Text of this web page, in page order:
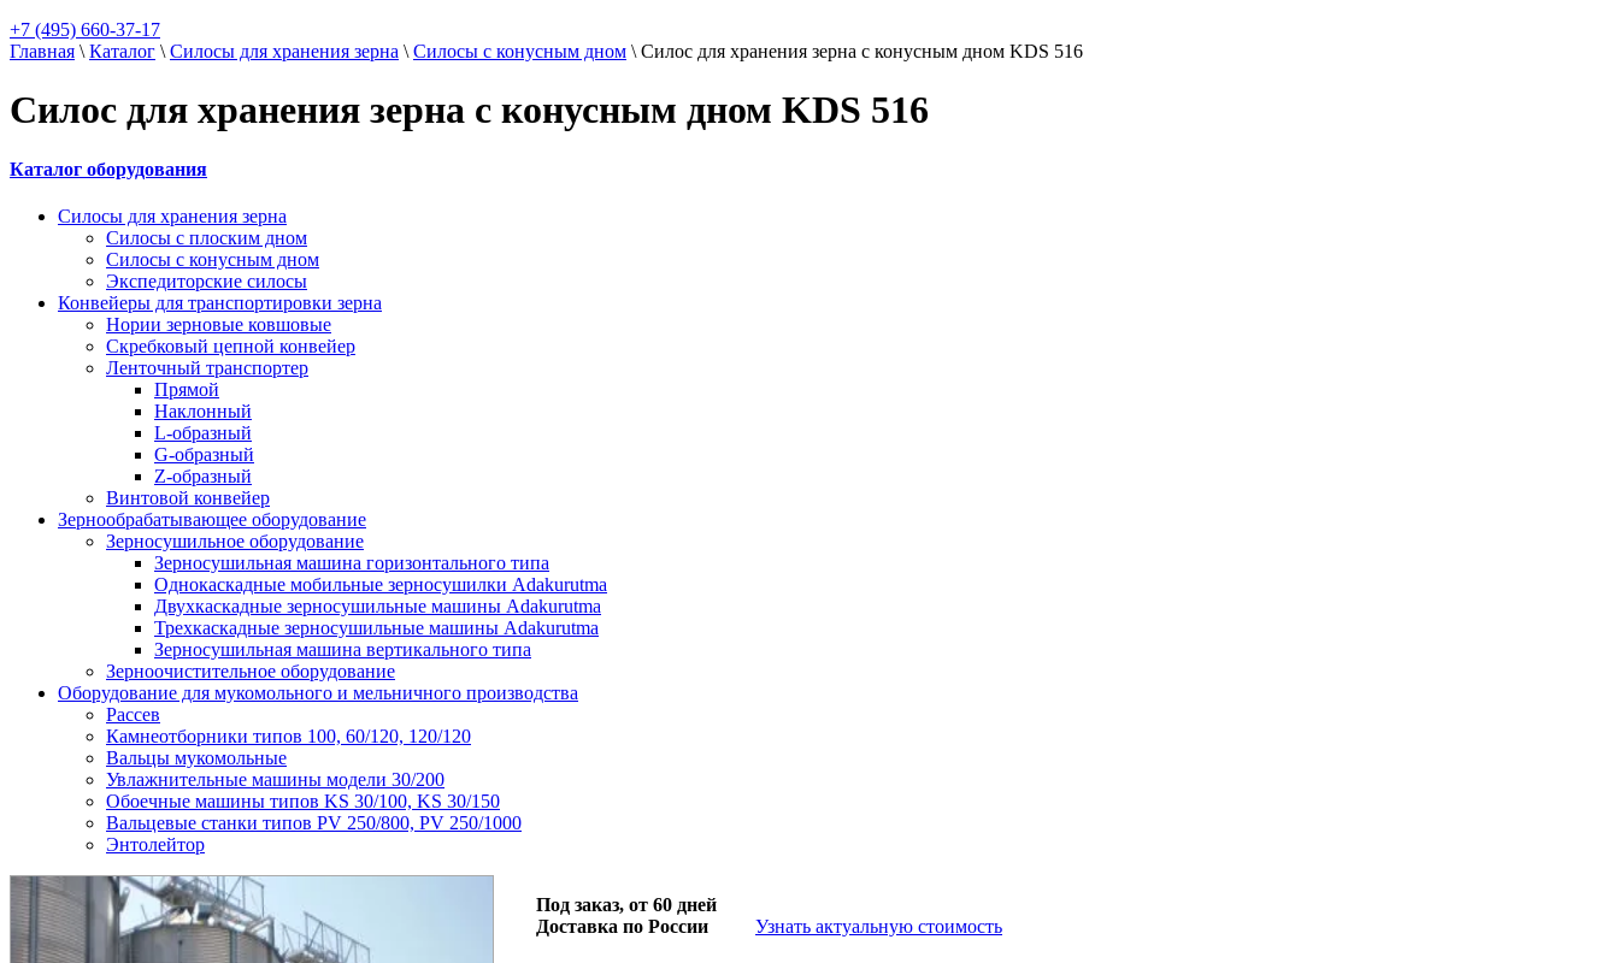
+7 (495) 660-37-17
Главная \ Каталог \ Силосы для хранения зерна \ Силосы с конусным дном \ Силос для хранения зерна с конусным дном KDS 516
Силос для хранения зерна с конусным дном KDS 516
Каталог оборудования
Силосы для хранения зерна
Силосы с плоским дном
Силосы с конусным дном
Экспедиторские силосы
Конвейеры для транспортировки зерна
Нории зерновые ковшовые
Скребковый цепной конвейер
Ленточный транспортер
Прямой
Наклонный
L-образный
G-образный
Z-образный
Винтовой конвейер
Зернообрабатывающее оборудование
Зерносушильное оборудование
Зерносушильная машина горизонтального типа
Однокаскадные мобильные зерносушилки Adakurutma
Двухкаскадные зерносушильные машины Adakurutma
Трехкаскадные зерносушильные машины Adakurutma
Зерносушильная машина вертикального типа
Зерноочистительное оборудование
Оборудование для мукомольного и мельничного производства
Рассев
Камнеотборники типов 100, 60/120, 120/120
Вальцы мукомольные
Увлажнительные машины модели 30/200
Обоечные машины типов KS 30/100, KS 30/150
Вальцевые станки типов PV 250/800, PV 250/1000
Энтолейтор
Под заказ, от 60 дней
Доставка по России
Узнать актуальную стоимость